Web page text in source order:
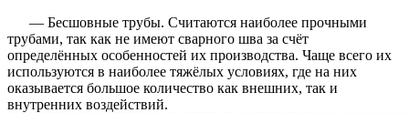
— Бесшовные трубы. Считаются наиболее прочными
трубами, так как не имеют сварного шва за счёт
определённых особенностей их производства. Чаще всего их
используются в наиболее тяжёлых условиях, где на них
оказывается большое количество как внешних, так и
внутренних воздействий.